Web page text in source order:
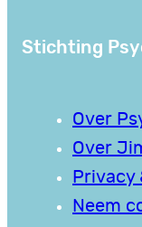
Stichting
Over
Over
Privacy
Neem